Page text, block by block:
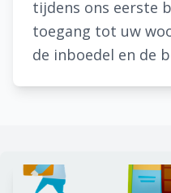
tijdens ons eerste
toegang tot uw
de inboedel en de